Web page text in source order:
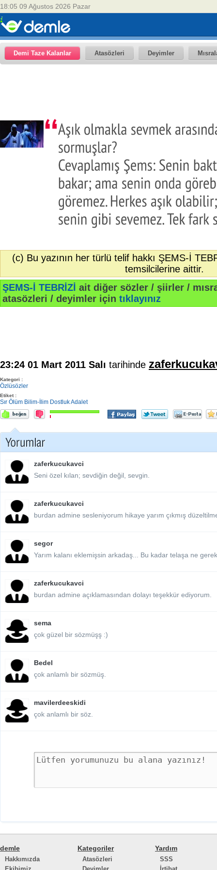
18:05 09 Ağustos 2026 Pazar
Demi Taze Kalanlar Atasözleri Deyimler
(c) Bu yazının her türlü telif hakkı ŞEMS-İ
temsilcilerine aittir.
ŞEMS-İ TEBRİZİ ait diğer sözler / şiirler /
atasözleri / deyimler için tıklayınız
23:24 01 Mart 2011 Salı tarihinde
Kategori :
Özlüsözler
Etiket :
Sır Ölüm Bilim-İlim DostlukAdalet
zaferkucukavci
Seni özel kılan; sevdiğin değil, sevgin.
zaferkucukavci
burdan admine sesleniyorum hikaye yarım çıkmış
segor
Yarım kalanı eklemişsin arkadaş... Bu kadar telaşa ne
zaferkucukavci
burdan admine açıklamasından dolayı teşekkür ediyorum.
sema
çok güzel bir sözmüşş :)
Bedel
çok anlamlı bir sözmüş.
mavilerdeeskidi
çok anlamlı bir söz.
demle
Hakkımızda
Kategoriler
Atasözleri
Yardım
SSS